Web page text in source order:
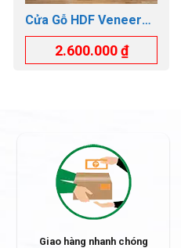
Cửa Gỗ HDF Veneer
GTD.4G2-CAM XE
2.600.000₫
Giao hàng nhanh chóng